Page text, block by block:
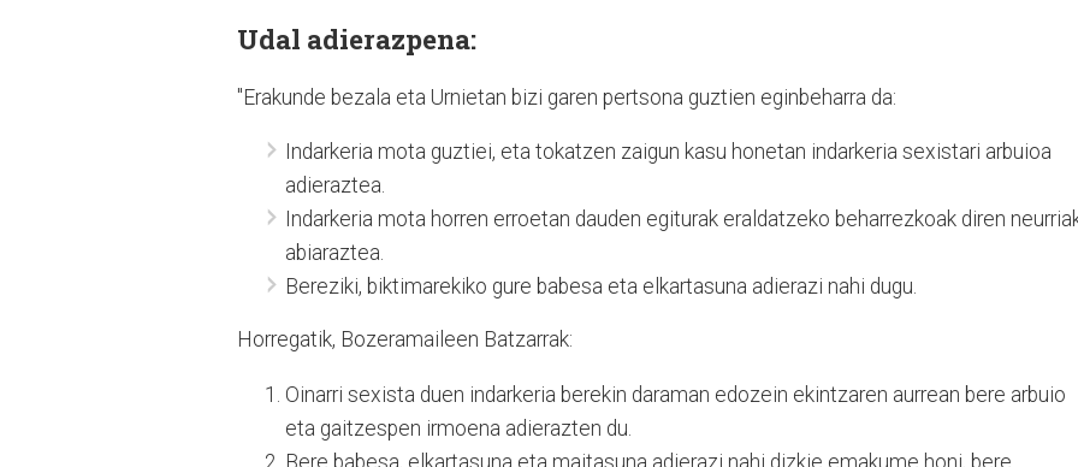
Udal adierazpena:
"Erakunde bezala eta Urnietan bizi garen pertsona guztien eginbeharra da:
Indarkeria mota guztiei, eta tokatzen zaigun kasu honetan indarkeria sexistari arbuioa
adieraztea.
Indarkeria mota horren erroetan dauden egiturak eraldatzeko beharrezkoak diren
abiaraztea.
Bereziki, biktimarekiko gure babesa eta elkartasuna adierazi nahi dugu.
Horregatik, Bozeramaileen Batzarrak:
Oinarri sexista duen indarkeria berekin daraman edozein ekintzaren aurrean bere arbuio
eta gaitzespen irmoena adierazten du.
Bere babesa, elkartasuna eta maitasuna adierazi nahi dizkie emakume honi, bere